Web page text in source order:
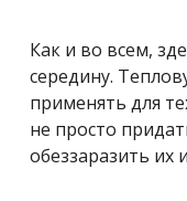
Как и во всем,
середину.
применять для
не просто
обеззаразить их